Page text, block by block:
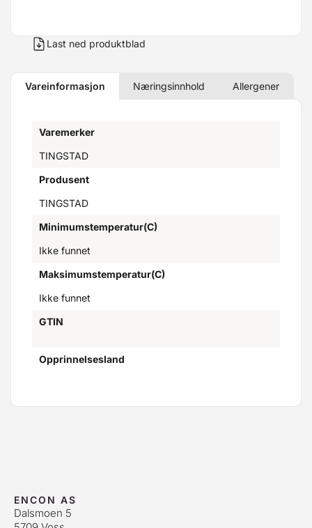
Last ned produktblad
Vareinformasjon Næringsinnhold Allergener
Varemerker
TINGSTAD
Produsent
TINGSTAD
Minimumstemperatur(C)
Ikke funnet
Maksimumstemperatur(C)
Ikke funnet
GTIN
Opprinnelsesland
ENCON AS
Dalsmoen 5